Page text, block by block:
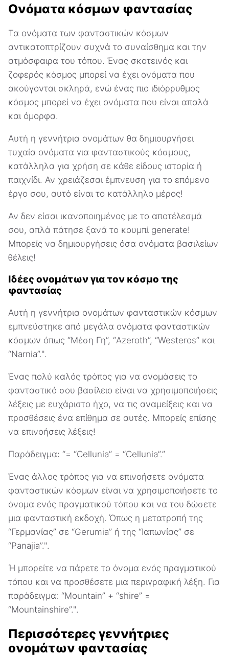
Ονόματα κόσμων φαντασίας
Τα ονόματα των φανταστικών κόσμων
αντικατοπτρίζουν συχνά το συναίσθημα και την
ατμόσφαιρα του τόπου. Ένας σκοτεινός και
ζοφερός κόσμος μπορεί να έχει ονόματα που
ακούγονται σκληρά, ενώ ένας πιο ιδιόρρυθμος
κόσμος μπορεί να έχει ονόματα που είναι απαλά
και όμορφα.
Αυτή η γεννήτρια ονομάτων θα δημιουργήσει
τυχαία ονόματα για φανταστικούς κόσμους,
κατάλληλα για χρήση σε κάθε είδους ιστορία ή
παιχνίδι. Αν χρειάζεσαι έμπνευση για το επόμενο
έργο σου, αυτό είναι το κατάλληλο μέρος!
Αν δεν είσαι ικανοποιημένος με το αποτέλεσμά
σου, απλά πάτησε ξανά το κουμπί generate!
Μπορείς να δημιουργήσεις όσα ονόματα βασιλείων
θέλεις!
Ιδέες ονομάτων για τον κόσμο της
φαντασίας
Αυτή η γεννήτρια ονομάτων φανταστικών κόσμων
εμπνεύστηκε από μεγάλα ονόματα φανταστικών
κόσμων όπως “Μέση Γη”, “Azeroth”, “Westeros” και
“Narnia”.".
Ένας πολύ καλός τρόπος για να ονομάσεις το
φανταστικό σου βασίλειο είναι να χρησιμοποιήσεις
λέξεις με ευχάριστο ήχο, να τις αναμείξεις και να
προσθέσεις ένα επίθημα σε αυτές. Μπορείς επίσης
να επινοήσεις λέξεις!
Παράδειγμα: “= “Cellunia” = “Cellunia”.”
Ένας άλλος τρόπος για να επινοήσετε ονόματα
φανταστικών κόσμων είναι να χρησιμοποιήσετε το
όνομα ενός πραγματικού τόπου και να του δώσετε
μια φανταστική εκδοχή. Όπως η μετατροπή της
“Γερμανίας” σε “Gerumia” ή της “Ιαπωνίας” σε
“Panajia”.".
Ή μπορείτε να πάρετε το όνομα ενός πραγματικού
τόπου και να προσθέσετε μια περιγραφική λέξη. Για
παράδειγμα: “Mountain” + “shire” =
“Mountainshire”.".
Περισσότερες γεννήτριες
ονομάτων φαντασίας